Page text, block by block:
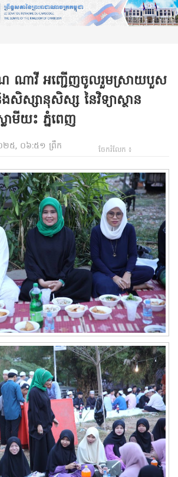
ណាវី អញ្ជើញចូលរួមស្រាយបួស
សិស្សានុសិស្ស នៃវិទ្យាស្ថាន
ាមីយះ ភ្នំពេញ
៥, ០៦:៥១ ព្រឹក ចែករំលែក ៖